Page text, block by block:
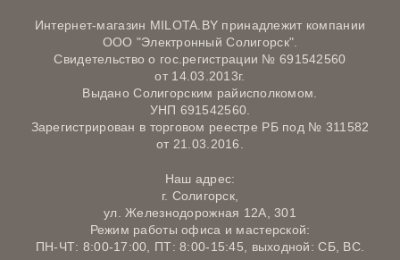
Интернет-магазин MILOTA.BY принадлежит компании
ООО "Электронный Солигорск".
Свидетельство о гос.регистрации № 691542560
от 14.03.2013г.
Выдано Солигорским райисполкомом.
УНП 691542560.
Зарегистрирован в торговом реестре РБ под № 311582
от 21.03.2016.
Наш адрес:
г. Солигорск,
ул. Железнодорожная 12А, 301
Режим работы офиса и мастерской:
ПН-ЧТ: 8:00-17:00, ПТ: 8:00-15:45, выходной: СБ, ВС.